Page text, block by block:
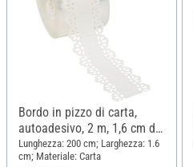
Bordo in pizzo di carta,
autoadesivo, 2 m, 1,6 cm di
larghezza
Lunghezza: 200 cm; Larghezza: 1.6
cm; Materiale: Carta